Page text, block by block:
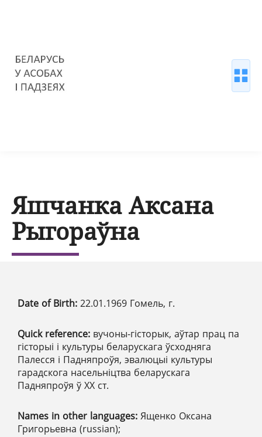
Яшчанка Аксана
Рыгораўна
Date of Birth: 22.01.1969 Гомель, г.
Quick reference: вучоны-гісторык, аўтар прац па
гісторыі і культуры беларускага ўсходняга
Палесся і Падняпроўя, эвалюцыі культуры
гарадскога насельніцтва беларускага
Падняпроўя ў ХХ ст.
Names in other languages: Ященко Оксана
Григорьевна (russian);